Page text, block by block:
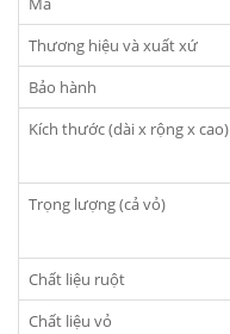
Thương hiệu và xuất xứ
Bảo hành
Kích thước (dài x rộng x cao)
Trọng lượng (cả vỏ)
Chất liệu ruột
Chất liệu vỏ